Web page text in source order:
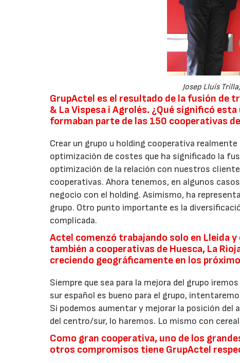
Josep Lluís
GrupActel es el resultado de la fusión de
& La Vispesa i Agrolés. ¿Qué significó
formaban parte de las 150 cooperativas
Crear un grupo u holding cooperativa
optimización de costes que ha significado la
optimización de la relación con nuestros
cooperativas. Ahora tenemos, en algunos
negocio con el holding. Asimismo, ha
grupo. Otro punto importante es la
complicada.
Actel comenzó trabajando solo en Lleida
también a cooperativas de Huesca, La
creciendo geográficamente en los
Siempre que sea para la mejora del grupo
sur español es bueno para el grupo,
Si podemos aumentar y mejorar la posición
del centro/sur, lo haremos. Lo mismo con
Como gran cooperativa, uno de los
otros compromisos tiene GrupActel